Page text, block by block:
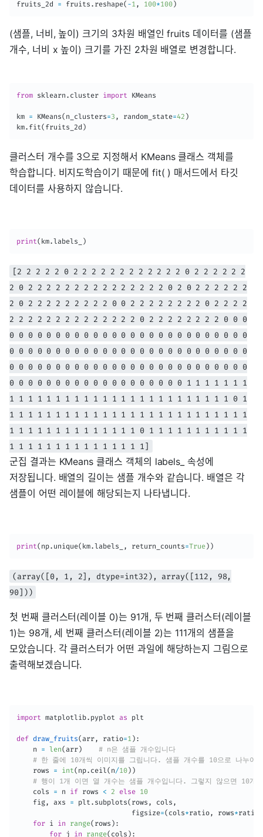
fruits_2d = fruits . reshape( -1 , 100*100)
(샘플, 너비, 높이) 크기의 3차원 배열인 fruits 데이터를 (샘플
개수, 너비 x 높이) 크기를 가진 2차원 배열로 변경합니다.
from sklearn . cluster import KMeans
km = KMeans( n_clusters=3 , random_state=42 )
km. fit( fruits_2d )
클러스터 개수를 3으로 지정해서 KMeans 클래스 객체를
학습합니다. 비지도학습이기 때문에 fit( ) 매서드에서 타깃
데이터를 사용하지 않습니다.
print( km.labels_ )
[2 2 2 2 2 0 2 2 2 2 2 2 2 2 2 2 2 2 0 2 2 2 2 2 2
2 0 2 2 2 2 2 2 2 2 2 2 2 2 2 2 2 0 2 0 2 2 2 2 2 2
2 0 2 2 2 2 2 2 2 2 2 0 0 2 2 2 2 2 2 2 2 0 2 2 2 2
2 2 2 2 2 2 2 2 2 2 2 2 2 2 0 2 2 2 2 2 2 2 2 0 0 0
0 0 0 0 0 0 0 0 0 0 0 0 0 0 0 0 0 0 0 0 0 0 0 0 0 0
0 0 0 0 0 0 0 0 0 0 0 0 0 0 0 0 0 0 0 0 0 0 0 0 0 0
0 0 0 0 0 0 0 0 0 0 0 0 0 0 0 0 0 0 0 0 0 0 0 0 0 0
0 0 0 0 0 0 0 0 0 0 0 0 0 0 0 0 0 0 0 1 1 1 1 1 1 1
1 1 1 1 1 1 1 1 1 1 1 1 1 1 1 1 1 1 1 1 1 1 1 1 0 1
1 1 1 1 1 1 1 1 1 1 1 1 1 1 1 1 1 1 1 1 1 1 1 1 1 1
1 1 1 1 1 1 1 1 1 1 1 1 1 1 0 1 1 1 1 1 1 1 1 1 1 1
1 1 1 1 1 1 1 1 1 1 1 1 1 1 1]
군집 결과는 KMeans 클래스 객체의 labels_ 속성에
저장됩니다. 배열의 길이는 샘플 개수와 같습니다. 배열은 각
샘플이 어떤 레이블에 해당되는지 나타냅니다.
print( np. unique( km.labels_ , return_counts=True) )
(array([0, 1, 2], dtype=int32), array([112, 98,
90]))
첫 번째 클러스터(레이블 0)는 91개, 두 번째 클러스터(레이블
1)는 98개, 세 번째 클러스터(레이블 2)는 111개의 샘플을
모았습니다. 각 클러스터가 어떤 과일에 해당하는지 그림으로
출력해보겠습니다.
import matplotlib. pyplot as plt
def draw_fruits(arr, ratio=1 ) :
    n
= len(arr)
# n은 샘플 개수입니다
# 한 줄에 10개씩 이미지를 그립니다. 샘플 개수를 10으로 나누어
    rows
= int( np. ceil ( n/10) )
# 행이 1개 이면 열 개수는 샘플 개수입니다. 그렇지 않으면 10개
    cols
= n if rows < 2 else 10
    fig
, axs = plt . subplots( rows , cols ,
                            figsize
=( cols*ratio, rows*ratio
for i in range( rows ) :
for j in range( cols ) :